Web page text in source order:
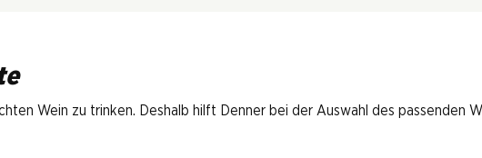
Wein zu trinken. Deshalb hilft Denner bei der Auswahl des passenden